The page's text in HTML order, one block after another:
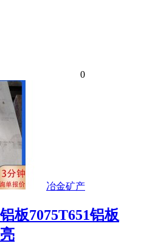
0
冶金矿产
板7075T651铝板